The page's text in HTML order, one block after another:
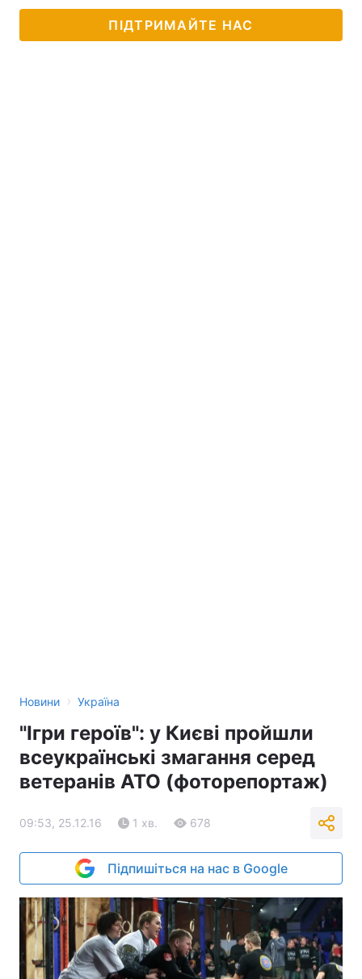
ПІДТРИМАЙТЕ НАС
Новини › Україна
"Ігри героїв": у Києві пройшли
всеукраїнські змагання серед
ветеранів АТО (фоторепортаж)
09:53, 25.12.16 1 хв. 678
Підпишіться на нас в Google